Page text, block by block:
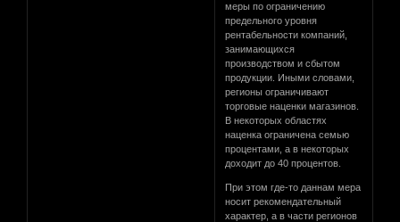
меры по ограничению
предельного уровня
рентабельности компаний,
занимающихся
производством и сбытом
продукции. Иными словами,
регионы ограничивают
торговые наценки магазинов.
В некоторых областях
наценка ограничена семью
процентами, а в некоторых
доходит до 40 процентов.
При этом где-то даннам мера
носит рекомендательный
характер, а в части регионов